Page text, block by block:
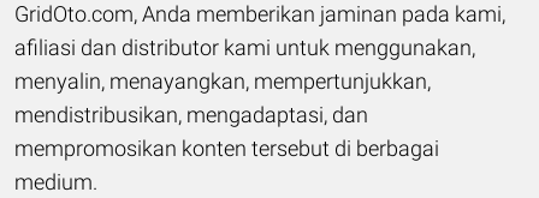
GridOto.com, Anda memberikan jaminan pada kami,
afiliasi dan distributor kami untuk menggunakan,
menyalin, menayangkan, mempertunjukkan,
mendistribusikan, mengadaptasi, dan
mempromosikan konten tersebut di berbagai
medium.